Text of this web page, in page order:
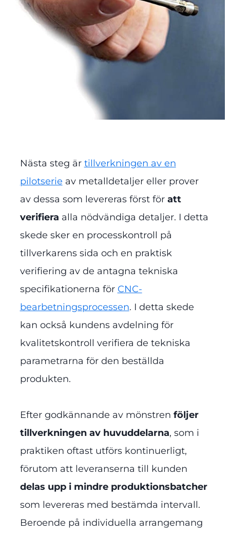
Nästa steg är tillverkningen av en
pilotserie av metalldetaljer eller prover
av dessa som levereras först för att
verifiera alla nödvändiga detaljer. I detta
skede sker en processkontroll på
tillverkarens sida och en praktisk
verifiering av de antagna tekniska
specifikationerna för CNC-
bearbetningsprocessen. I detta skede
kan också kundens avdelning för
kvalitetskontroll verifiera de tekniska
parametrarna för den beställda
produkten.
Efter godkännande av mönstren följer
tillverkningen av huvuddelarna, som i
praktiken oftast utförs kontinuerligt,
förutom att leveranserna till kunden
delas upp i mindre produktionsbatcher
som levereras med bestämda intervall.
Beroende på individuella arrangemang